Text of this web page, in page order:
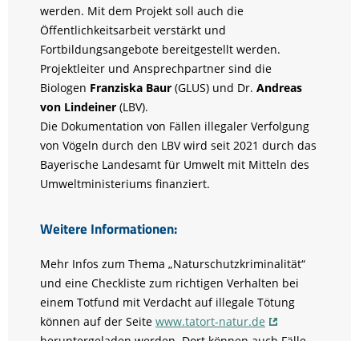
werden. Mit dem Projekt soll auch die
Öffentlichkeitsarbeit verstärkt und
Fortbildungsangebote bereitgestellt werden.
Projektleiter und Ansprechpartner sind die
Biologen Franziska Baur (GLUS) und Dr. Andreas
von Lindeiner (LBV).
Die Dokumentation von Fällen illegaler Verfolgung
von Vögeln durch den LBV wird seit 2021 durch das
Bayerische Landesamt für Umwelt mit Mitteln des
Umweltministeriums finanziert.
Weitere Informationen:
Mehr Infos zum Thema „Naturschutzkriminalität“
und eine Checkliste zum richtigen Verhalten bei
einem Totfund mit Verdacht auf illegale Tötung
können auf der Seite www.tatort-natur.de